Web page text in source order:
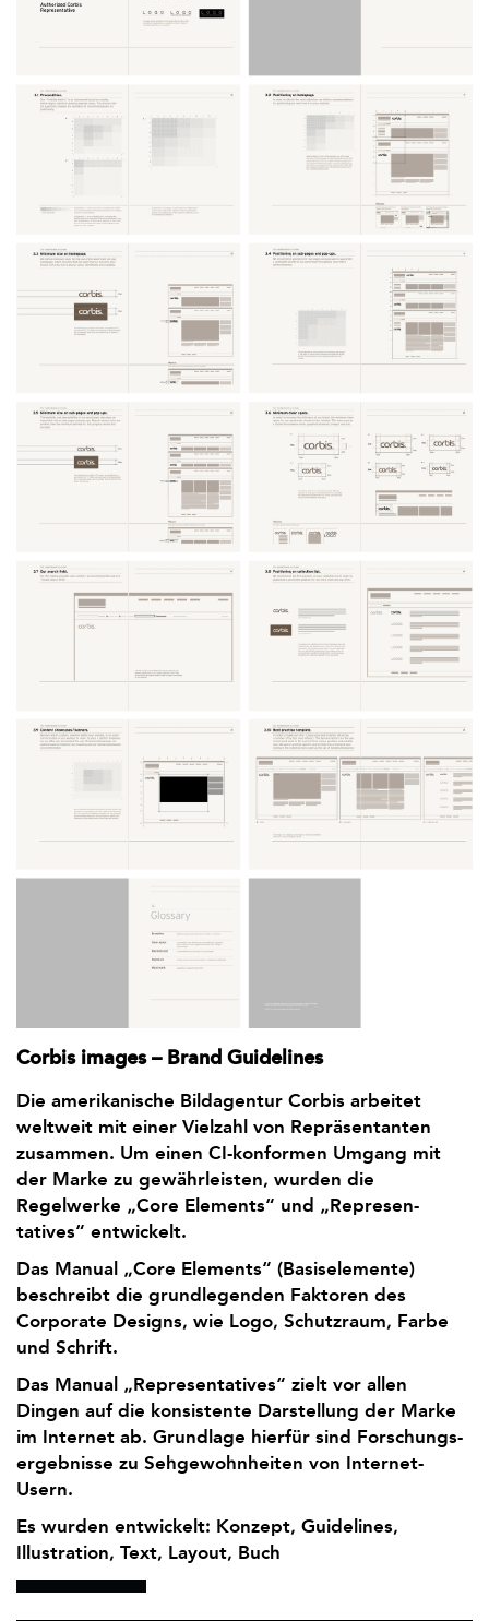
Corbis images – Brand Guidelines
Die amerikanische Bild­agentur Corbis arbeitet
weltweit mit einer Vielzahl von Reprä­sen­tanten
zusammen. Um einen CI-konformen Umgang mit
der Marke zu gewähr­leisten, wurden die
Regelwerke „Core Elements“ und „Represen­
tatives“ entwickelt.
Das Manual „Core Elements“ (Basiselemente)
beschreibt die grund­legenden Faktoren des
Corporate Designs, wie Logo, Schutzraum, Farbe
und Schrift.
Das Manual „Represen­tatives“ zielt vor allen
Dingen auf die konsistente Darstellung der Marke
im Internet ab. Grundlage hierfür sind Forschungs­
ergebnisse zu Seh­gewohn­heiten von Internet-
Usern.
Es wurden entwickelt: Konzept, Guidelines,
Illustration, Text, Layout, Buch